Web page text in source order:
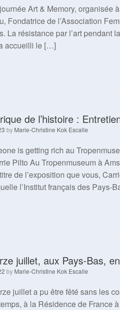
Art & Memory, organisée
Fondatrice de l’Association
La résistance par l’art pendant
accueilli le […]
de l’histoire :
by Marie-Christine Kok Escalle
is getting rich au
Pilto Au Tropenmuseum à
de l’exposition que vous,
l’Institut français des Pays-
juillet, aux Pays-Bas,
by Marie-Christine Kok Escalle
juillet a pu être fêté sans les
à la Résidence de France